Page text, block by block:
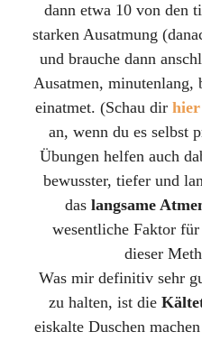
dann etwa 10 von den
starken Ausatmung
und brauche dann
Ausatmen, minutenlang,
einatmet. (Schau dir hier
an, wenn du es selbst
Übungen helfen auch
bewusster, tiefer und
das langsame
wesentliche Faktor
dieser
Was mir definitiv sehr
zu halten, ist die
eiskalte Duschen